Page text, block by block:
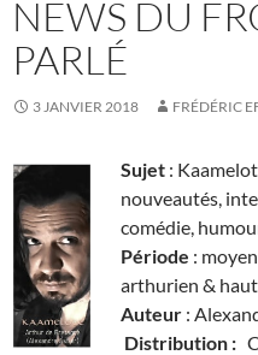
NEWS DU
PARLÉ
3 JANVIER 2018 FRÉDÉRIC
Sujet :
nouveautés,
comédie,
Période :
arthurien & haut
Auteur :
Distribution :